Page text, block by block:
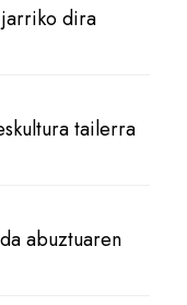
jarriko dira
tailerra
abuztuaren